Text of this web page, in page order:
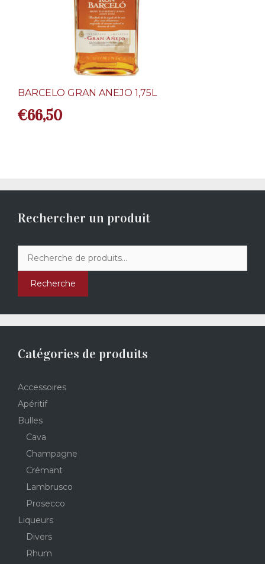
BARCELO GRAN ANEJO 1,75L
€66,50
Rechercher un produit
pour :
Recherche
Catégories de produits
Accessoires
Apéritif
Bulles
Cava
Champagne
Crémant
Lambrusco
Prosecco
Liqueurs
Divers
Rhum